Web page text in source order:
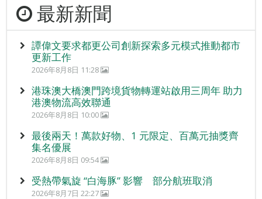
最新新聞
譚偉文要求都更公司創新探索多元模式推動都市
更新工作
2026年8月8日 11:28
港珠澳大橋澳門跨境貨物轉運站啟用三周年 助力
港澳物流高效聯通
2026年8月8日 10:00
最後兩天！萬款好物、1 元限定、百萬元抽獎齊
集名優展
2026年8月8日 09:54
受熱帶氣旋 “白海豚” 影響 部分航班取消
2026年8月7日 22:27